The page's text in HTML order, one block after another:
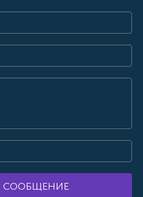
СООБЩЕНИЕ